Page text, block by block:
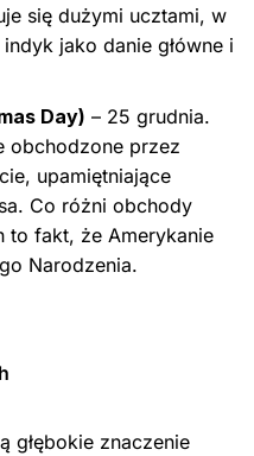
się dużymi ucztami, w
jako danie główne i
Day) – 25 grudnia.
obchodzone przez
upamiętniające
Co różni obchody
to fakt, że Amerykanie
Narodzenia.
głębokie znaczenie